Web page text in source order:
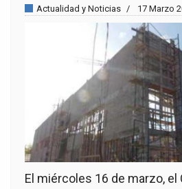
Actualidad y Noticias 17 Marzo
El miércoles 16 de marzo, el